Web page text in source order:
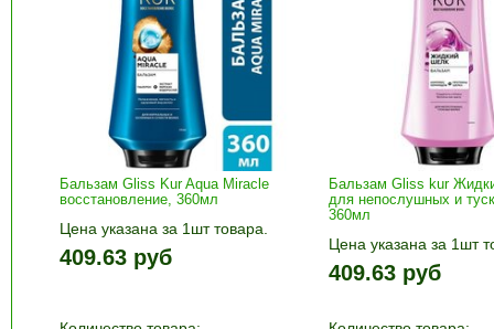
Бальзам Gliss Kur Aqua Miracle
восстановление, 360мл
Цена указана за 1шт товара.
1шт прибавляется кнопками «+»
и «-». Выберите нужное
409.63 руб
Бальзам Gliss kur
для непослушных и
360мл
Цена указана за 1шт
1шт прибавляется
и «-». Выберите
корзину»
409.63 руб